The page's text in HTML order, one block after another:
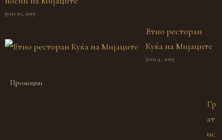
јули 10, 2019
Етно ресторан
Куќа на Мијаците
јули 4, 2019
Промоции
Гр
ат
ис